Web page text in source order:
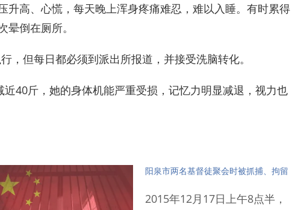
升高、心慌，每天晚上浑身疼痛难忍，难以入睡。有时累得
倒在厕所。
，但每日都必须到派出所报道，并接受洗脑转化。
40斤，她的身体机能严重受损，记忆力明显减退，视力也
阳泉市两名基督徒聚会时被抓捕、拘留
2015年12月17日上午8点半，